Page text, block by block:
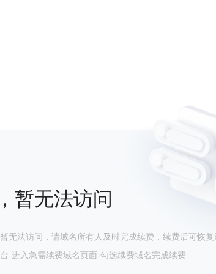
暂无法访问
无法访问，请域名所有人及时完成续费，续费后可恢复
-进入急需续费域名页面-勾选续费域名完成续费